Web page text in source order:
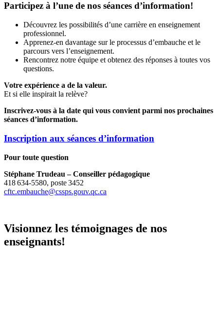
Participez à l’une de nos séances d’information!
Découvrez les possibilités d’une carrière en enseignement
professionnel.
Apprenez-en davantage sur le processus d’embauche et le
parcours vers l’enseignement.
Rencontrez notre équipe et obtenez des réponses à toutes vos
questions.
Votre expérience a de la valeur.
Et si elle inspirait la relève?
Inscrivez-vous à la date qui vous convient parmi nos prochaines
séances d’information.
Inscription aux séances d’information
Pour toute question
Stéphane Trudeau – Conseiller pédagogique
418 634‑5580, poste 3452
cftc.embauche@cssps.gouv.qc.ca
Visionnez les témoignages de nos
enseignants!